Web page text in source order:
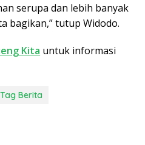
serupa dan lebih banyak
bagikan,” tutup Widodo.
Kita untuk informasi
Tag Berita